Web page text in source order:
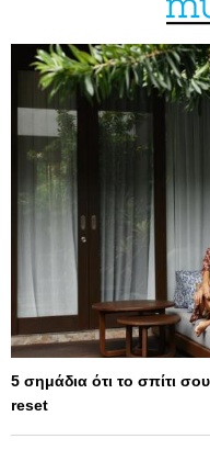
5 σημάδια ότι το σπίτι
reset